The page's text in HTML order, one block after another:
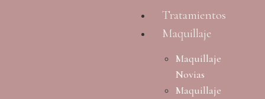
Tratamientos
Maquillaje
Maquillaje
Novias
Maquillaje